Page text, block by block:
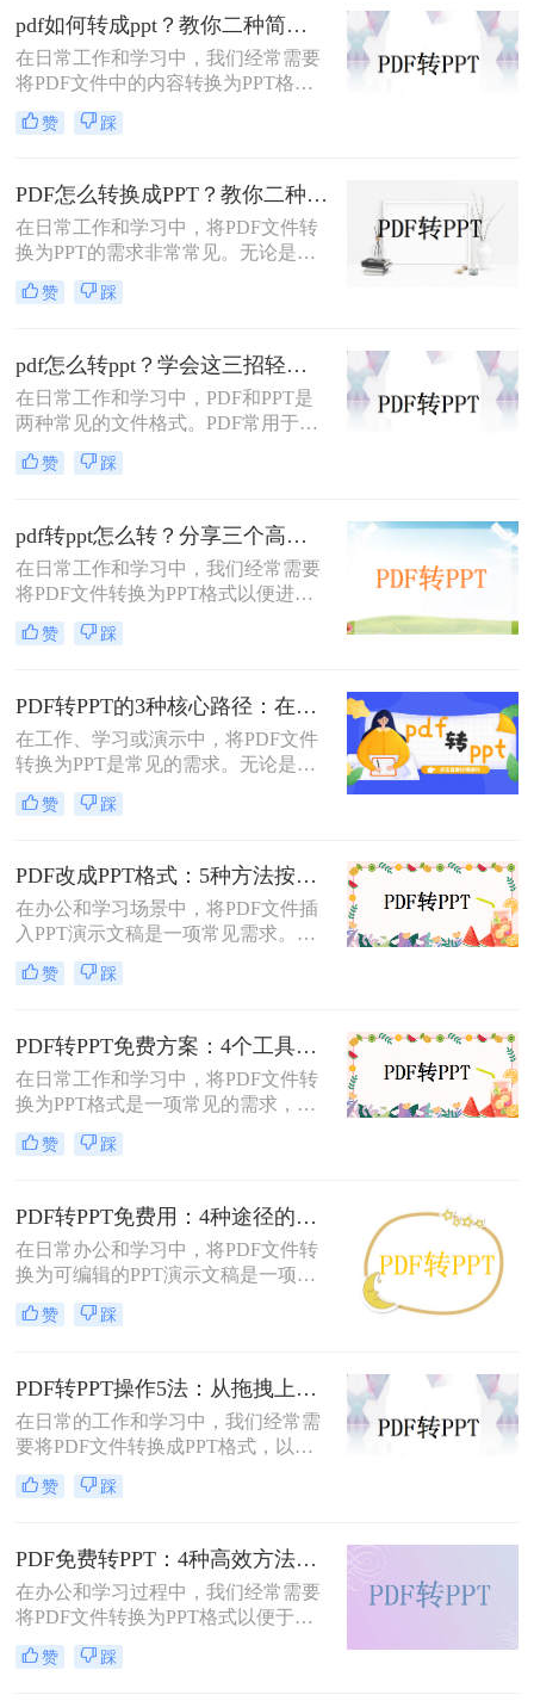
文将介绍三种常用的PDF转PPT的方
法。
pdf如何转成ppt？教你二种简单实用的转换方法!
在日常工作和学习中，我们经常需要
将PDF文件中的内容转换为PPT格
式，以便于演示和分享。那么PDF如
何转成PPT呢？以下是两种常用的方
换。
赞 踩
PDF怎么转换成PPT？教你二种转换方法！
在日常工作和学习中，将PDF文件转
换为PPT的需求非常常见。无论是为
了方便展示、编辑还是进一步处理，
掌握几种高效的PDF转PPT方法都是
PPT呢？本文将详细介绍两种常见的
PDF转PPT方法，帮助用户轻松完成
文件格式转换。
赞 踩
pdf怎么转ppt？学会这三招轻松搞定转换！
在日常工作和学习中，PDF和PPT是
两种常见的文件格式。PDF常用于文
档的查看和分享，而PPT则更多地用
于制作演示文稿和进行演讲。有时，
式，以便进行编辑、修改或展示。那
么pdf怎么转ppt呢？本文将介绍三种
将PDF转换为PPT的方法：使用专业
的PDF转PPT软件、利用在线转换工
具，以及手动复制粘贴内容。
赞 踩
pdf转ppt怎么转？分享三个高效转换方法！
在日常工作和学习中，我们经常需要
将PDF文件转换为PPT格式以便进行
演示或编辑。那么pdf转ppt怎么转
呢？以下将介绍三种常用的pdf转ppt
转换。
赞 踩
PDF转PPT的3种核心路径：在线、软件和PPT自带的适用范围！
在工作、学习或演示中，将PDF文件
转换为PPT是常见的需求。无论是整
合报告、课件，还是优化文档展示，
都需要一种高效且保留原格式的方
是几种常用方法的详细解析，帮助你
快速上手。
赞 踩
PDF改成PPT格式：5种方法按页面复杂度选择！
在办公和学习场景中，将PDF文件插
入PPT演示文稿是一项常见需求。无
论是展示报告、图表，还是分享文档
内容，合理选择插入方法能显著提升
改成PPT呢？以下是五种常用方法的
详细说明，帮助您根据需求高效完成
文档整合。
赞 踩
PDF转PPT免费方案：4个工具的文件限制和输出质量对比！
在日常工作和学习中，将PDF文件转
换为PPT格式是一项常见的需求，以
便更好地进行演示和分享。虽然市面
上有许多专业的转换软件和服务，但
费。那么pdf如何免费转换ppt呢？以
下将介绍四种免费将PDF转换为PPT
的方法，帮助用户轻松实现格式转
换。
赞 踩
PDF转PPT免费用：4种途径的转换精度和排版保留能力对比！
在日常办公和学习中，将PDF文件转
换为可编辑的PPT演示文稿是一项高
频需求。无论是需要修改过时的课
件、提取报告中的数据制作新方案，
速且免费地完成格式转换都能极大提
升工作效率。那么如何免费把pdf转成
PPT呢？
赞 踩
PDF转PPT操作5法：从拖拽上传到批量转换的完整步骤！
在日常的工作和学习中，我们经常需
要将PDF文件转换成PPT格式，以便
进行编辑、展示和分享。那么PDF怎
么转换成PPT呢？本文将介绍五种将
赞 踩
PDF免费转PPT：4种高效方法的速度、精度和文件限制实测！
在办公和学习过程中，我们经常需要
将PDF文件转换为PPT格式以便于演
示或编辑。那么怎么免费把pdf转换成
ppt呢？本文将详细介绍几种免费的方
赞 踩